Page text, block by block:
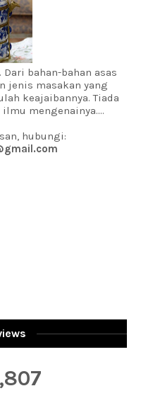
bahan-bahan asas
jenis masakan yang
keajaibannya. Tiada
mengenainya....
hubungi: